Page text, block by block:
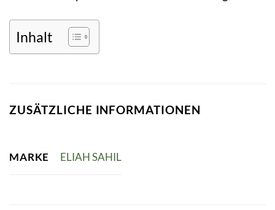
Inhalt
ZUSÄTZLICHE INFORMATIONEN
MARKE ELIAH SAHIL